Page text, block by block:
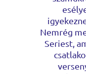
Nemrég
Seriest,